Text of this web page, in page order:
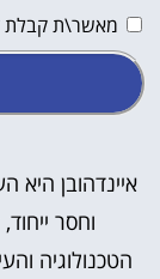
מאשר\ת קבלת
איינדהובן
וחסר
הטכנולוגיה